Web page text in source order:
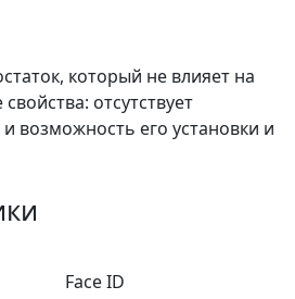
который не влияет на
отсутствует
возможность его установки и
Face ID